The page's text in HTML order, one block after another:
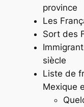
province
Les
Sort des
siècle
Liste de
Mexique